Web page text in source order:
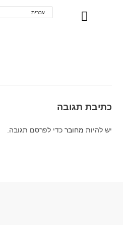
עברית
כתיבת תגובה
יש להיות מחובר כדי לפרסם תגובה.